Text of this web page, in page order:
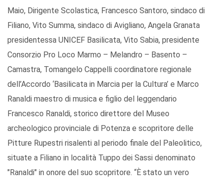
Maio, Dirigente Scolastica, Francesco Santoro, sindaco di
Filiano, Vito Summa, sindaco di Avigliano, Angela Granata
presidentessa UNICEF Basilicata, Vito Sabia, presidente
Consorzio Pro Loco Marmo – Melandro – Basento –
Camastra, Tomangelo Cappelli coordinatore regionale
dell’Accordo ‘Basilicata in Marcia per la Cultura’ e Marco
Ranaldi maestro di musica e figlio del leggendario
Francesco Ranaldi, storico direttore del Museo
archeologico provinciale di Potenza e scopritore delle
Pitture Rupestri risalenti al periodo finale del Paleolitico,
situate a Filiano in località Tuppo dei Sassi denominato
"Ranaldi" in onore del suo scopritore. “È stato un vero